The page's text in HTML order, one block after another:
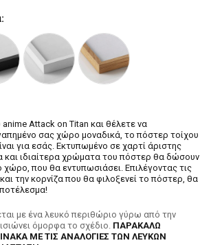
anime Attack on Titan και θέλετε να
σας χώρο μοναδικά, το πόστερ τοίχου
για εσάς. Εκτυπωμένο σε χαρτί άριστης
και ιδιαίτερα χρώματα του πόστερ θα δώσουν
χώρο, που θα εντυπωσιάσει. Επιλέγοντας τις
την κορνίζα που θα φιλοξενεί το πόστερ, θα
με ένα λευκό περιθώριο γύρω από την
όμορφα το σχέδιο. ΠΑΡΑΚΑΛΩ
ΜΕ ΤΙΣ ΑΝΑΛΟΓΙΕΣ ΤΩΝ ΛΕΥΚΩΝ